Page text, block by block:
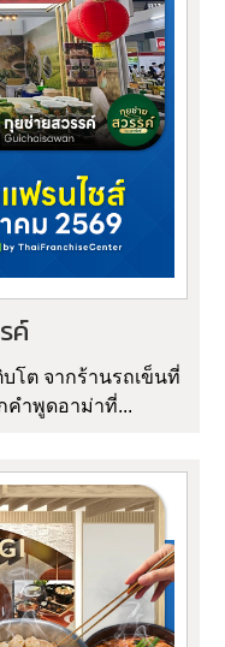
ค์
โต จากร้านรถเข็นที่
คำพูดอาม่าที่...